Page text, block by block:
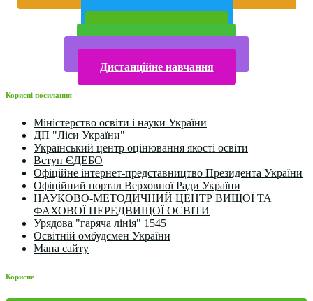
Дистанційне навчання
Корисні посилання
Міністерство освіти і науки України
ДП "Ліси України"
Український центр оцінювання якості освіти
Вступ ЄДЕБО
Офіційне інтернет-представництво Президента України
Офіційний портал Верховної Ради України
НАУКОВО-МЕТОДИЧНИЙ ЦЕНТР ВИЩОЇ ТА
ФАХОВОЇ ПЕРЕДВИЩОЇ ОСВІТИ
Урядова "гаряча лінія" 1545
Освітній омбудсмен України
Мапа сайту
Корисне